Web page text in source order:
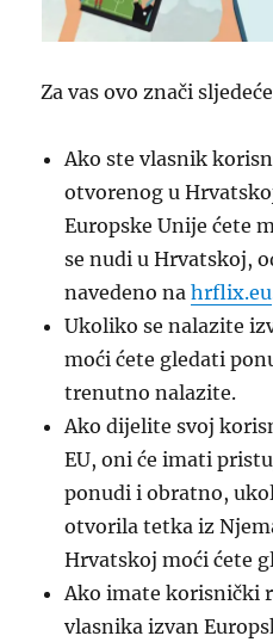
Za vas ovo znači
Ako ste vlasnik
otvorenog u
Europske Unije ćete
se nudi u Hrvatskoj,
navedeno nahrflix.eu
Ukoliko se nalazite
moći ćete gledati
trenutno nalazite.
Ako dijelite svoj
EU, oni će imati
ponudi i obratno,
otvorila tetka iz
Hrvatskoj moći ćete
Ako imate korisnički
vlasnika izvan